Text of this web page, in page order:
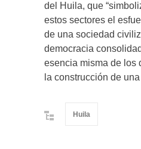
del Huila, que
estos sectores el
de una sociedad
democracia
esencia misma de los
la construcción de
Huila